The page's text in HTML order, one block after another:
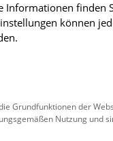
für das
in Salzburg
Messe
Informationen finden
können
Grundfunktionen der
Nutzung und